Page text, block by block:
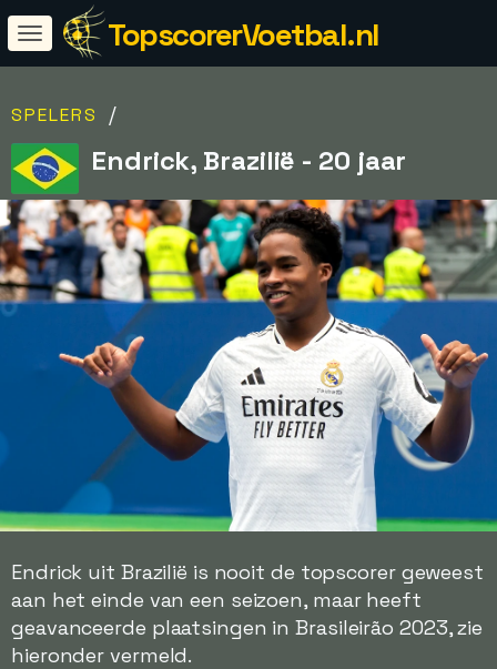
TopscorerVoetbal.nl
SPELERS /
Endrick, Brazilië - 20 jaar
Endrick uit Brazilië is nooit de topscorer geweest
aan het einde van een seizoen, maar heeft
geavanceerde plaatsingen in Brasileirão 2023, zie
hieronder vermeld.